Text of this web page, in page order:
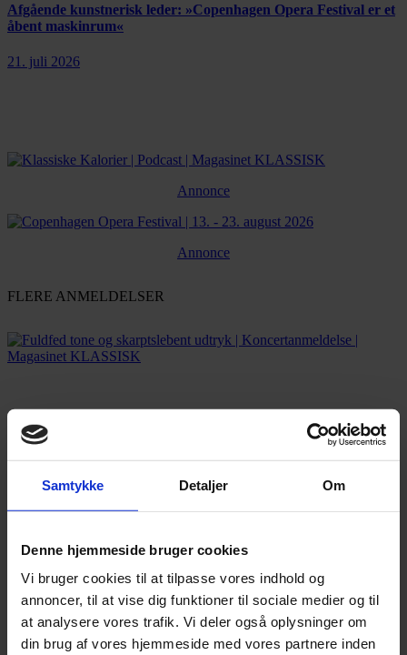
Samtykke Detaljer Om
Denne hjemmeside bruger cookies
Vi bruger cookies til at tilpasse vores indhold og
annoncer, til at vise dig funktioner til sociale medier og til
at analysere vores trafik. Vi deler også oplysninger om
din brug af vores hjemmeside med vores partnere inden
Afgående kunstnerisk leder: »Copenhagen Opera Festival er et
åbent maskinrum«
21. juli 2026
Annonce
Annonce
FLERE ANMELDELSER